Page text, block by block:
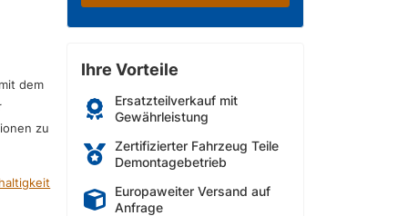
dem
zu
Ihre Vorteile
Ersatzteilverkauf mit
Gewährleistung
Zertifizierter Fahrzeug Teile
Demontagebetrieb
Europaweiter Versand auf
Anfrage